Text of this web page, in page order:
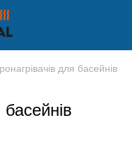
для басейнів
басейнів